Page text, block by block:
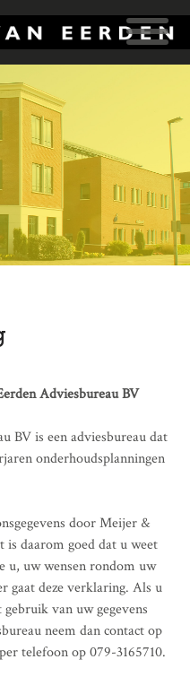
Adviesbureau BV
BV is een adviesbureau dat
onderhoudsplanningen
door Meijer &
daarom goed dat u weet
u, uw wensen rondom uw
gaat deze verklaring. Als u
van uw gegevens
neem dan contact op
telefoon op 079-3165710.